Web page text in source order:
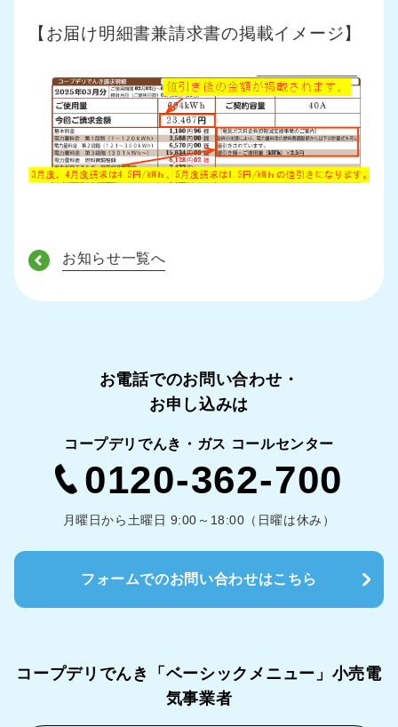
【お届け明細書兼請求書の掲載イメージ】
お知らせ一覧へ
お電話でのお問い合わせ・
お申し込みは
コープデリでんき・ガス コールセンター
0120-362-700
月曜日から土曜日 9:00～18:00（日曜は休み）
フォームでのお問い合わせはこちら
コープデリでんき「ベーシックメニュー」 小売電
気事業者